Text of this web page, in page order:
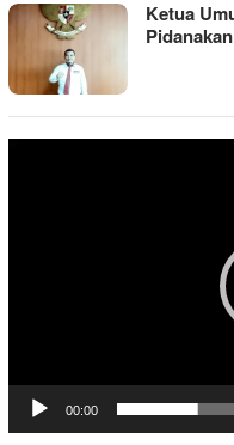
Ketua
00:00